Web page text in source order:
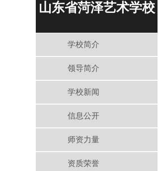
山东省菏泽艺术学校
学校简介
领导简介
学校新闻
信息公开
师资力量
资质荣誉